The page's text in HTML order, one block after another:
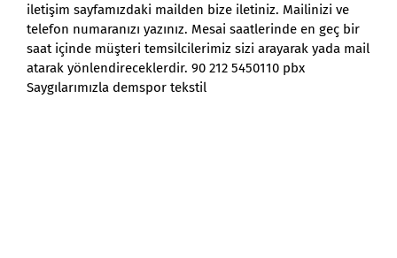
iletişim sayfamızdaki mailden bize iletiniz. Mailinizi ve
telefon numaranızı yazınız. Mesai saatlerinde en geç bir
saat içinde müşteri temsilcilerimiz sizi arayarak yada mail
atarak yönlendireceklerdir. 90 212 5450110 pbx
Saygılarımızla demspor tekstil